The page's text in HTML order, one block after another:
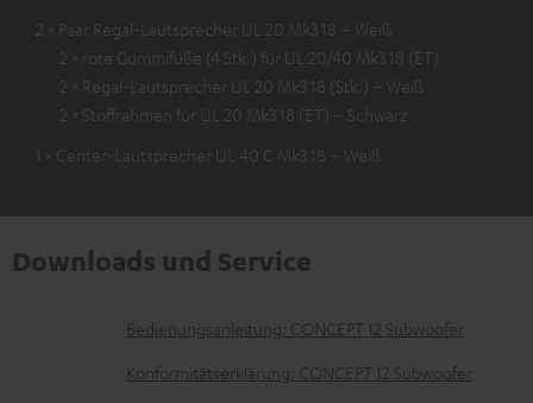
2 × Paar Regal-Lautsprecher UL 20 Mk3 18 – Weiß
2 × rote Gummifüße (4 Stk.) für UL 20/40 Mk3 18 (ET)
2 × Regal-Lautsprecher UL 20 Mk3 18 (Stk.) – Weiß
2 × Stoffrahmen für UL 20 Mk3 18 (ET) – Schwarz
1 × Center-Lautsprecher UL 40 C Mk3 18 – Weiß
Downloads und Service
D
o
Bedienungsanleitung: CONCEPT 12 Subwoofer
Konformitätserklärung: CONCEPT 12 Subwoofer